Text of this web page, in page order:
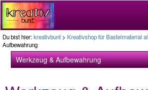
Du bist hier:kreativbunt > Kreativshop für Bastelmaterial
Aufbewahrung